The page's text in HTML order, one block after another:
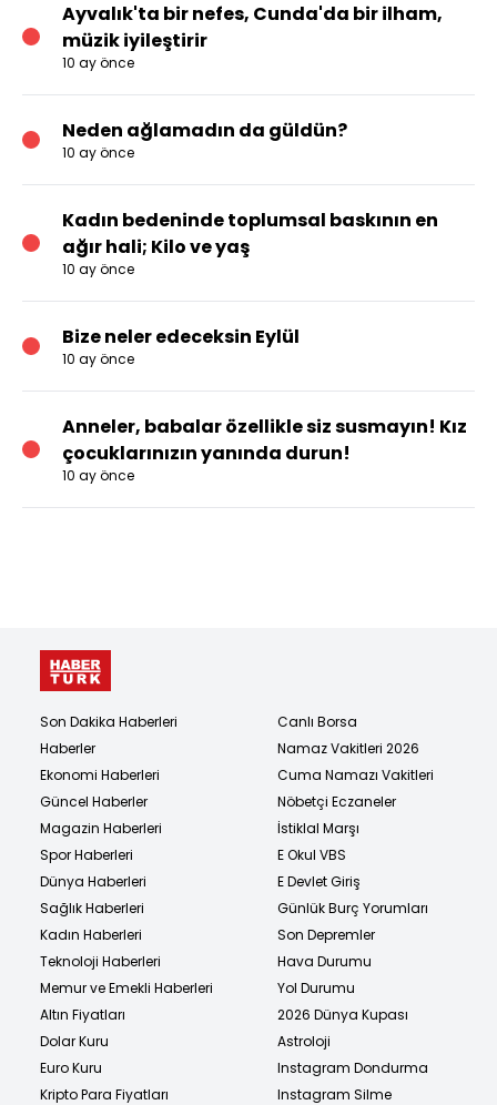
Ayvalık'ta bir nefes, Cunda'da bir ilham,
müzik iyileştirir
10 ay önce
Neden ağlamadın da güldün?
10 ay önce
Kadın bedeninde toplumsal baskının en
ağır hali; Kilo ve yaş
10 ay önce
Bize neler edeceksin Eylül
10 ay önce
Anneler, babalar özellikle siz susmayın! Kız
çocuklarınızın yanında durun!
10 ay önce
Son Dakika Haberleri
Haberler
Ekonomi Haberleri
Güncel Haberler
Magazin Haberleri
Spor Haberleri
Dünya Haberleri
Sağlık Haberleri
Kadın Haberleri
Teknoloji Haberleri
Memur ve Emekli Haberleri
Altın Fiyatları
Dolar Kuru
Euro Kuru
Kripto Para Fiyatları
Canlı Borsa
Namaz Vakitleri 2026
Cuma Namazı Vakitleri
Nöbetçi Eczaneler
İstiklal Marşı
E Okul VBS
E Devlet Giriş
Günlük Burç Yorumları
Son Depremler
Hava Durumu
Yol Durumu
2026 Dünya Kupası
Astroloji
Instagram Dondurma
Instagram Silme